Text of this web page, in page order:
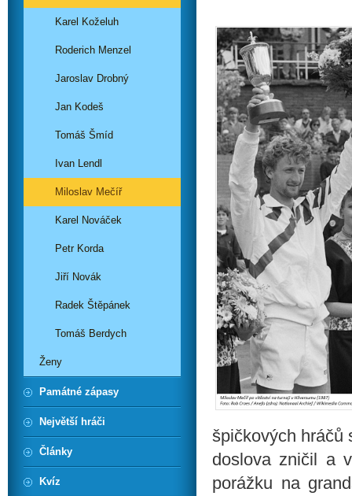
špičkových hráčů
doslova zničil a
porážku na
Karel Koželuh
Roderich Menzel
Jaroslav Drobný
Jan Kodeš
Tomáš Šmíd
Ivan Lendl
Miloslav Mečíř
Karel Nováček
Petr Korda
Jiří Novák
Radek Štěpánek
Tomáš Berdych
Ženy
Památné zápasy
Největší hráči
Články
Kvíz